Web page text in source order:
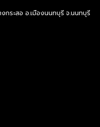
กระสอ อ.เมืองนนทบุรี จ.นนทบุรี